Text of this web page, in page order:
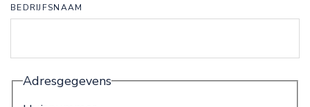
BEDRIJFSNAAM
Adresgegevens